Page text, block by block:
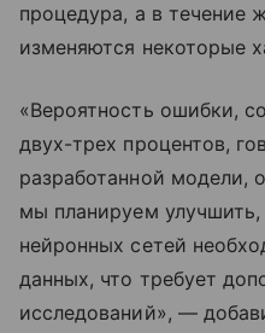
процедура, а в течение
изменяются некоторые
«Вероятность ошибки,
двух-трех процентов,
разработанной модели,
мы планируем
нейронных сетей
данных, что требует
исследований», —